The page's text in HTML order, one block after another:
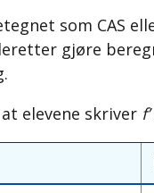
som CAS
gjøre
elevene skriver f’